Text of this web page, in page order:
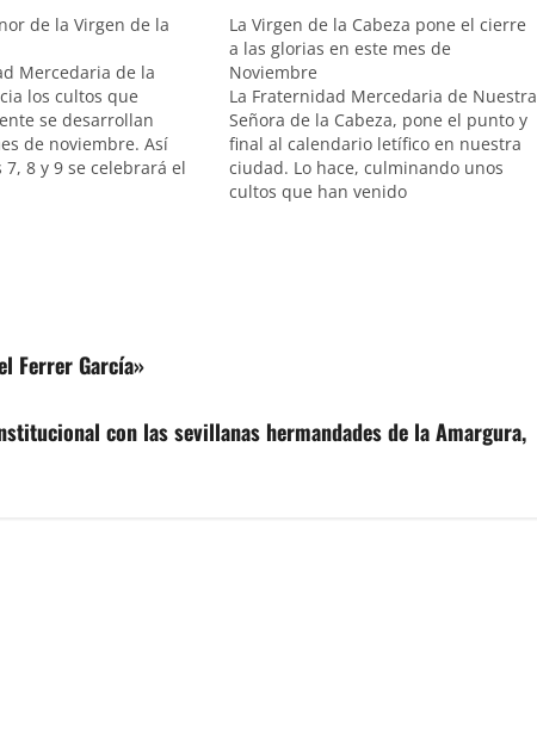
de la Virgen de la
Mercedaria de la
los cultos que
se desarrollan
de noviembre. Así
7, 8 y 9 se celebrará el
La Virgen de la Cabeza pone el cierre
a las glorias en este mes de
Noviembre
La Fraternidad Mercedaria de Nuestra
Señora de la Cabeza, pone el punto y
final al calendario letífico en nuestra
ciudad. Lo hace, culminando unos
cultos que han venido
Ferrer García»
con las sevillanas hermandades de la Amargura,